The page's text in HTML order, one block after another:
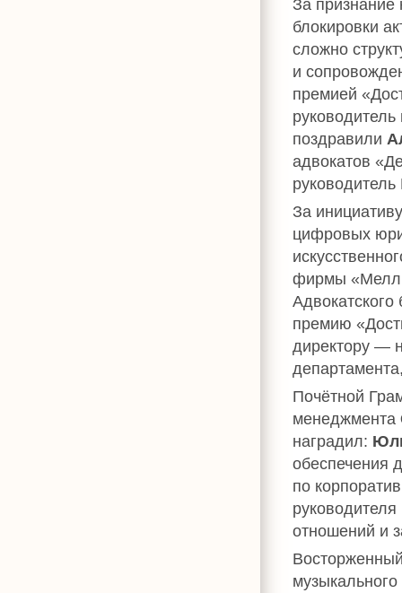
блокировки
сложно
и
премией
поздравили
адвокатов
За
цифровых
фирмы
премию
директору —
Почётной
менеджмента
наградил:
обеспечения
по
отношений и